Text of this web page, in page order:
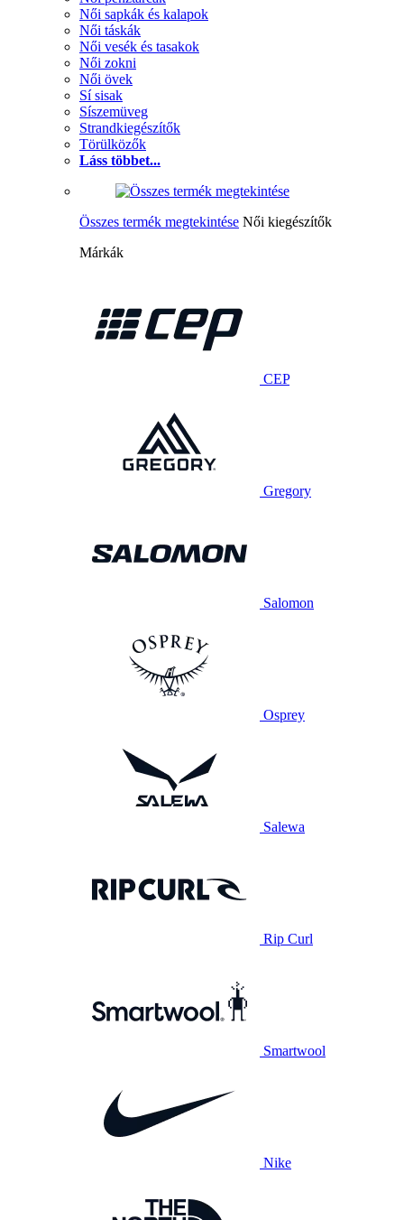
Női sapkák és kalapok
Női táskák
Női vesék és tasakok
Női zokni
Női övek
Sí sisak
Síszemüveg
Strandkiegészítők
Törülközők
Láss többet...
Összes termék megtekintése Női kiegészítők
Márkák
CEP
Gregory
Salomon
Osprey
Salewa
Rip Curl
Smartwool
Nike